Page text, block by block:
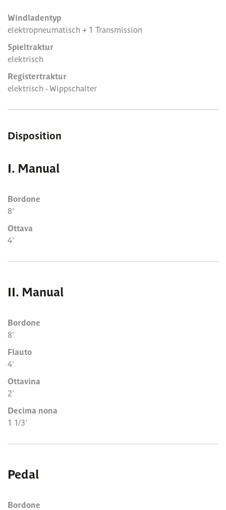
Windladentyp
elektropneumatisch + 1 Transmission
Spieltraktur
elektrisch
Registertraktur
elektrisch - Wippschalter
Disposition
I. Manual
Bordone
8'
Ottava
4'
II. Manual
Bordone
8'
Flauto
4'
Ottavina
2'
Decima nona
1 1/3'
Pedal
Bordone